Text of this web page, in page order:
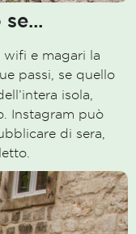
e magari la
passi, se quello
isola,
Instagram può
di sera,